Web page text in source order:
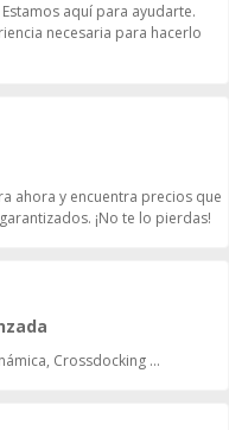
aquí para ayudarte.
necesaria para hacerlo
ahora y encuentra precios que
¡No te lo pierdas!
Crossdocking ...